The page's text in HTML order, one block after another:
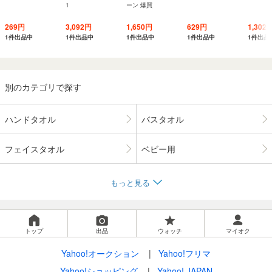
269円
1件出品中
1
3,092円
1件出品中
ーン 爆買
1,650円
1件出品中
629円
1件出品中
1,302
1件出品
別のカテゴリで探す
ハンドタオル バスタオル
フェイスタオル ベビー用
もっと見る
トップ 出品 ウォッチ マイオク
Yahoo!オークション
Yahoo!フリマ